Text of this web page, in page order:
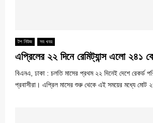
টপ নিউজ সব খবর
এপ্রিলের ২২ দিনে রেমিট্যান্স এলো ২৪১
বিএনএ, ঢাকা : চলতি মাসের প্রথম ২২ দিনেই দেশে রেকর্ড
প্রবাসীরা। এপ্রিল মাসের শুরু থেকে এই সময়ের মধ্যে মোট